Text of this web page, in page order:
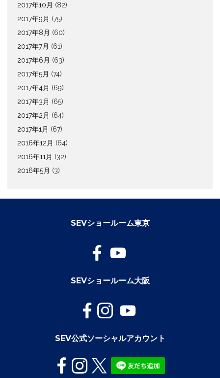
2017年10月 (82)
2017年9月 (75)
2017年8月 (60)
2017年7月 (61)
2017年6月 (63)
2017年5月 (74)
2017年4月 (69)
2017年3月 (65)
2017年2月 (64)
2017年1月 (67)
2016年12月 (64)
2016年11月 (32)
2016年5月 (3)
SEVショールーム東京
SEVショールーム大阪
SEV公式ソーシャルアカウント